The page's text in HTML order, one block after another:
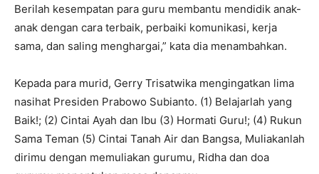
Berilah kesempatan para guru membantu mendidik anak-
anak dengan cara terbaik, perbaiki komunikasi, kerja
sama, dan saling menghargai,” kata dia menambahkan.
Kepada para murid, Gerry Trisatwika mengingatkan lima
nasihat Presiden Prabowo Subianto. (1) Belajarlah yang
Baik!; (2) Cintai Ayah dan Ibu (3) Hormati Guru!; (4) Rukun
Sama Teman (5) Cintai Tanah Air dan Bangsa, Muliakanlah
dirimu dengan memuliakan gurumu, Ridha dan doa